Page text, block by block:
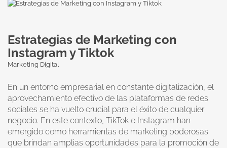
Estrategias de Marketing con
Instagram y Tiktok
Marketing Digital
En un entorno empresarial en constante digitalización, el
aprovechamiento efectivo de las plataformas de redes
sociales se ha vuelto crucial para el éxito de cualquier
negocio. En este contexto, TikTok e Instagram han
emergido como herramientas de marketing poderosas
que brindan amplias oportunidades para la promoción de